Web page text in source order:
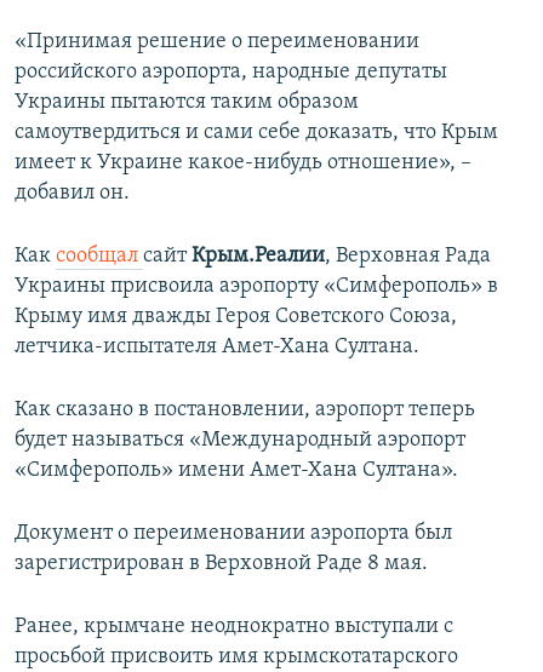
«Принимая решение о переименовании
российского аэропорта, народные депутаты
Украины пытаются таким образом
самоутвердиться и сами себе доказать, что Крым
имеет к Украине какое-нибудь отношение», –
добавил он.
Как сообщал сайтКрым.Реалии, Верховная Рада
Украины присвоила аэропорту «Симферополь» в
Крыму имя дважды Героя Советского Союза,
летчика-испытателя Амет-Хана Султана.
Как сказано в постановлении, аэропорт теперь
будет называться «Международный аэропорт
«Симферополь» имени Амет-Хана Султана».
Документ о переименовании аэропорта был
зарегистрирован в Верховной Раде 8 мая.
Ранее, крымчане неоднократно выступали с
просьбой присвоить имя крымскотатарского